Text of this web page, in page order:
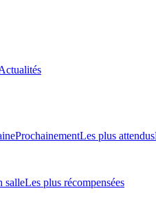
ProchainementLes plus attendus
salleLes plus récompensées